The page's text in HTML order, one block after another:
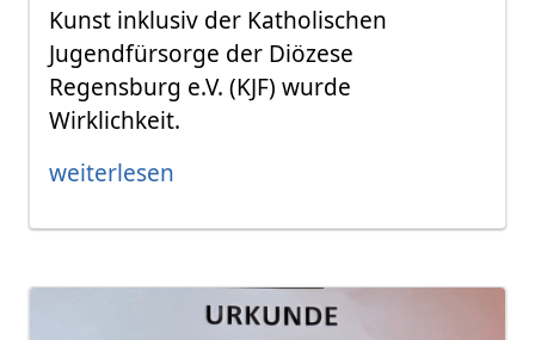
Kunst inklusiv der Katholischen
Jugendfürsorge der Diözese
Regensburg e.V. (KJF) wurde
Wirklichkeit.
weiterlesen